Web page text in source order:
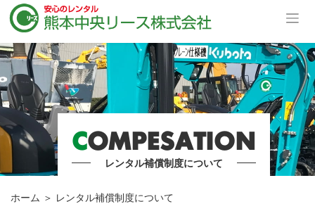
COMPESATION
レンタル補償制度について
ホーム ＞ レンタル補償制度について